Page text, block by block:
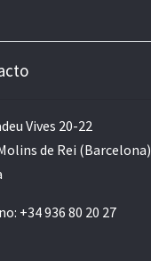
Vives 20-22
de Rei (Barcelona)
+34 936 80 20 27